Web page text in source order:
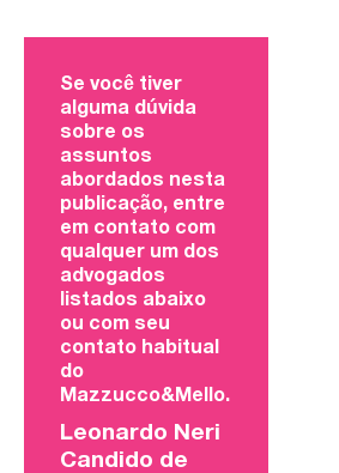
Se você tiver
alguma dúvida
sobre os
assuntos
abordados nesta
publicação, entre
em contato com
qualquer um dos
advogados
listados abaixo
ou com seu
contato habitual
do
Mazzucco&Mello.
Leonardo Neri
Candido de